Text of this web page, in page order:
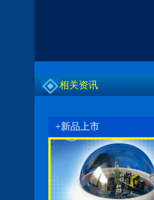
相关资讯
+新品上市